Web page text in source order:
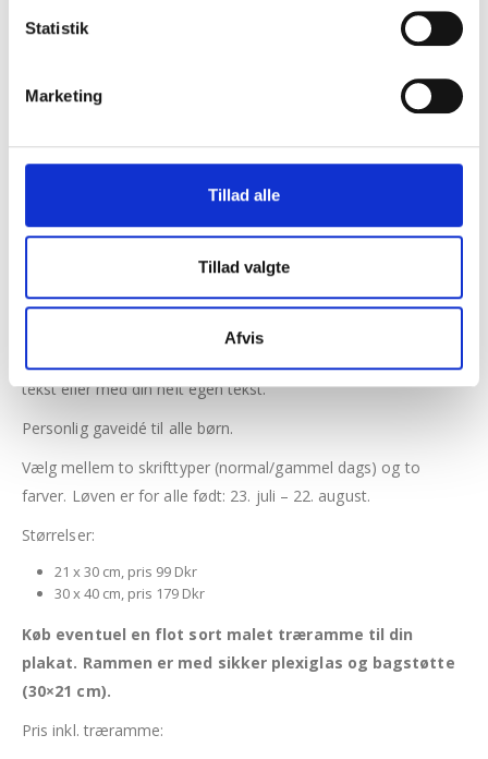
Statistik
Marketing
Tillad alle
Tillad valgte
Afvis
Navneplakat med illustration af stjernetegnet Løven
tekst eller med din helt egen tekst.
Personlig gaveidé til alle børn.
Vælg mellem to skrifttyper (normal/gammel dags) og to
farver. Løven er for alle født: 23. juli – 22. august.
Størrelser:
21 x 30 cm, pris 99 Dkr
30 x 40 cm, pris 179 Dkr
Køb eventuel en flot sort malet træramme til din
plakat. Rammen er med sikker plexiglas og bagstøtte
(30×21 cm).
Pris inkl. træramme: